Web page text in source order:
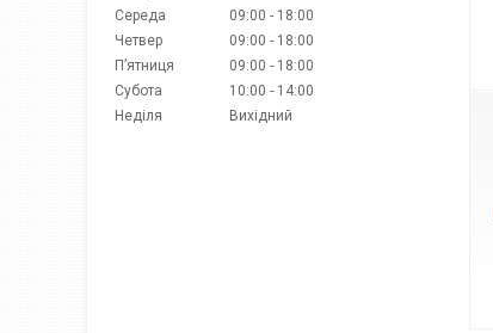
4820212002120
Середа
09:00
18:00
Четвер
09:00
18:00
Пʼятниця
09:00
18:00
Субота
10:00
14:00
Неділя
Вихідний